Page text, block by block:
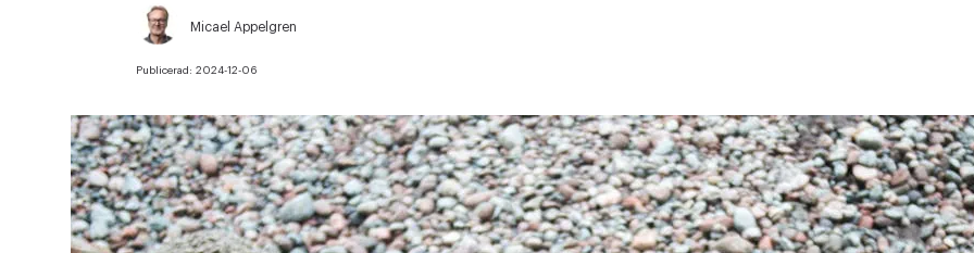
Micael Appelgren
Publicerad: 2024-12-06